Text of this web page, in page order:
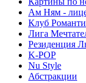
Ам Ням -
Клуб
Лига
Резиденция
K-POP
Nu Style
Абстракции